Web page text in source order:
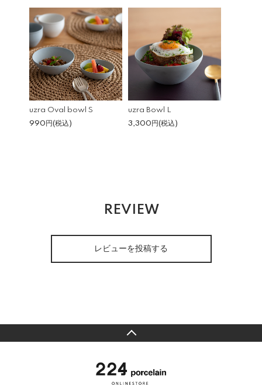
uzra Oval bowl S
990円(税込)
uzra Bowl L
3,300円(税込)
REVIEW
レビューを投稿する